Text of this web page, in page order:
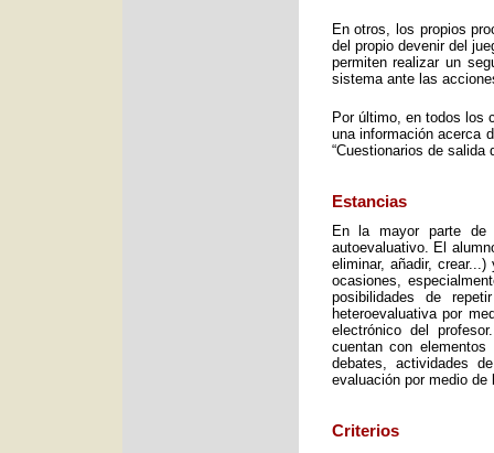
En otros, los propios
del propio devenir del
permiten realizar un
sistema ante las
Por último, en todos los
una información acerca
“Cuestionarios de salida
Estancias
En la mayor parte de
autoevaluativo. El
eliminar, añadir,
ocasiones,
posibilidades de
heteroevaluativa por
electrónico del
cuentan con
debates, actividades
evaluación por medio
Criterios